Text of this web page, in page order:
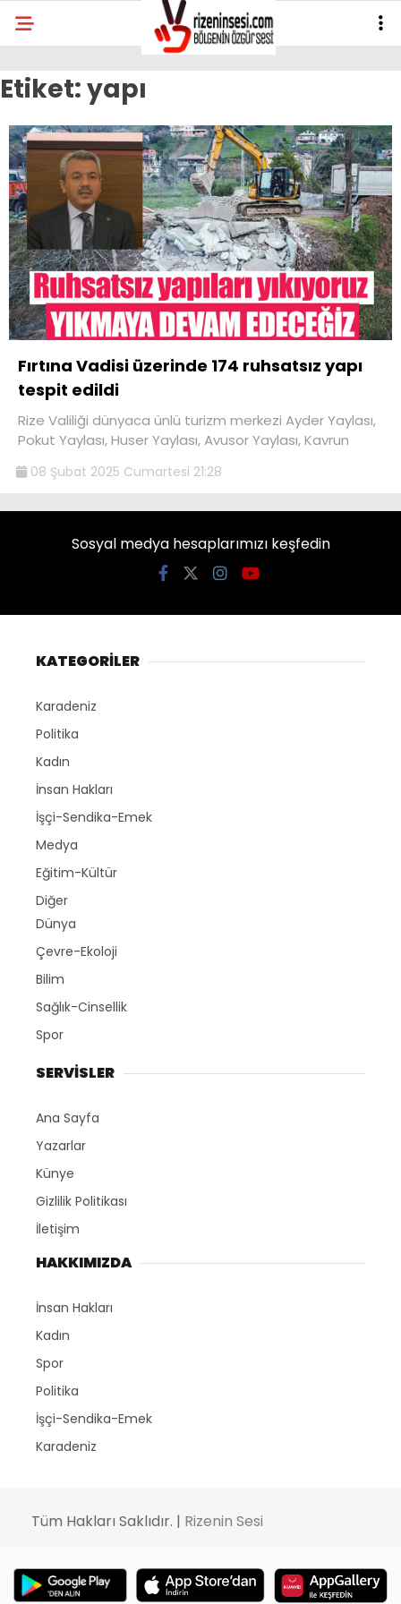
Etiket:yapı
Fırtına Vadisi üzerinde 174 ruhsatsız yapı
tespit edildi
Rize Valiliği dünyaca ünlü turizm merkezi Ayder Yaylası,
Pokut Yaylası, Huser Yaylası, Avusor Yaylası, Kavrun
08 Şubat 2025 Cumartesi 21:28
Sosyal medya hesaplarımızı keşfedin
KATEGORİLER
Karadeniz
Politika
Kadın
İnsan Hakları
İşçi-Sendika-Emek
Medya
Eğitim-Kültür
Diğer
Dünya
Çevre-Ekoloji
Bilim
Sağlık-Cinsellik
Spor
SERVİSLER
Ana Sayfa
Yazarlar
Künye
Gizlilik Politikası
İletişim
HAKKIMIZDA
İnsan Hakları
Kadın
Spor
Politika
İşçi-Sendika-Emek
Karadeniz
Tüm Hakları Saklıdır. | Rizenin Sesi